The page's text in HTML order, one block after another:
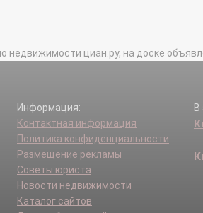
недвижимости циан.ру, на доске
Информация:
Контактная информация
Политика конфиденциальности
Размещение рекламы
Советы юриста
Новости недвижимости
Каталог сайтов
В